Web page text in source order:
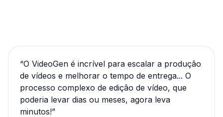
“O VideoGen é incrível para escalar a produção
de vídeos e melhorar o tempo de entrega... O
processo complexo de edição de vídeo, que
poderia levar dias ou meses, agora leva
minutos!”